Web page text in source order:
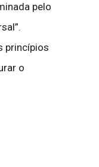
pelo
princípios
o